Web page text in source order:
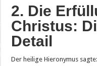
2. Die
Christus:
Detail
Der heilige Hieronymus sagte: